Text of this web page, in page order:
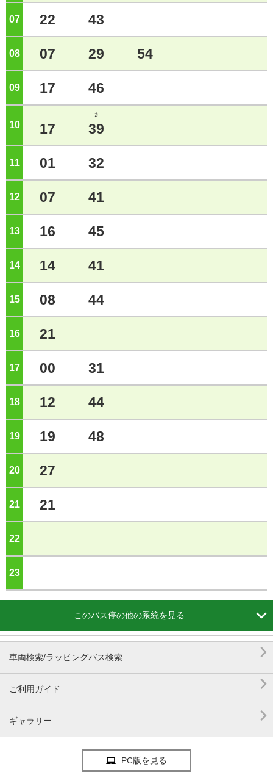
07 22 43
08 07 29 54
09 17 46
10 17
ｶ
39
11 01 32
12 07 41
13 16 45
14 14 41
15 08 44
16 21
17 00 31
18 12 44
19 19 48
20 27
21 21
22
23
このバス停の他の系統を見る 
車両検索/ラッピングバス検索 
ご利用ガイド 
ギャラリー 
PC版を見る